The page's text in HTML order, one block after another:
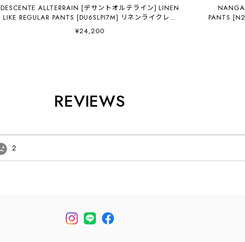
DESCENTE ALLTERRAIN [デサントオルテライン] LINEN
LIKE REGULAR PANTS [DU6SLPI7M] リネンライクレギ
ュラーパンツ・綺麗目・スラックス MEN'S [2026SS]
¥24,200
NANGA
PANTS
ク テー
ツ・スト
REVIEWS
2